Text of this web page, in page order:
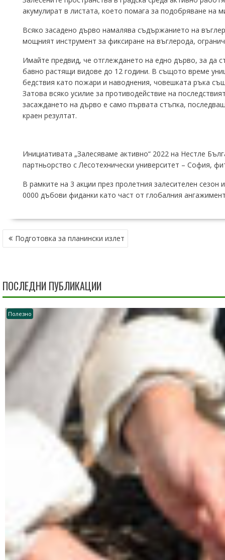
акумулират в листата, което помага за подобряване на
Всяко засадено дърво намалява съдържанието на
мощният инструмент за фиксиране на въглерода,
Имайте предвид, че отглеждането на едно дърво, за да
бавно растящи видове до 12 години. В същото време
бедствия като пожари и наводнения, човешката ръка
Затова всяко усилие за противодействие на
засаждането на дърво е само първата стъпка,
краен резултат.
Инициативата „Залесяваме активно“ 2022 на Нестле
партньорство с Лесотехнически университет – София,
В рамките на 3 акции през пролетния залесителен
0000 дъбови фиданки като част от глобалния
НАВИГАЦИЯ
Подготовка за планински излет
ПОСЛЕДНИ ПУБЛИКАЦИИ
Полезно